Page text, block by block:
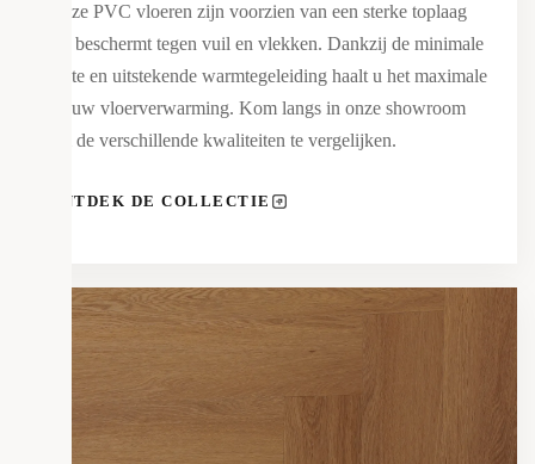
Onze PVC vloeren zijn voorzien van een sterke toplaag
die beschermt tegen vuil en vlekken. Dankzij de minimale
dikte en uitstekende warmtegeleiding haalt u het maximale
uit uw vloerverwarming. Kom langs in onze showroom
om de verschillende kwaliteiten te vergelijken.
ONTDEK DE COLLECTIE